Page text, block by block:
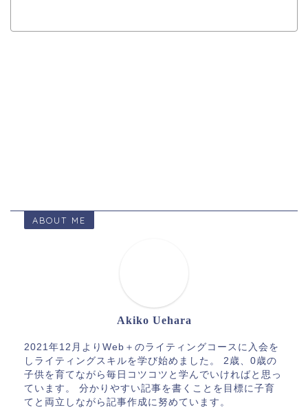
ABOUT ME
Akiko Uehara
2021年12月よりWeb＋のライティングコースに入会を
しライティングスキルを学び始めました。 2歳、0歳の
子供を育てながら毎日コツコツと学んでいければと思っ
ています。 分かりやすい記事を書くことを目標に子育
てと両立しながら記事作成に努めています。